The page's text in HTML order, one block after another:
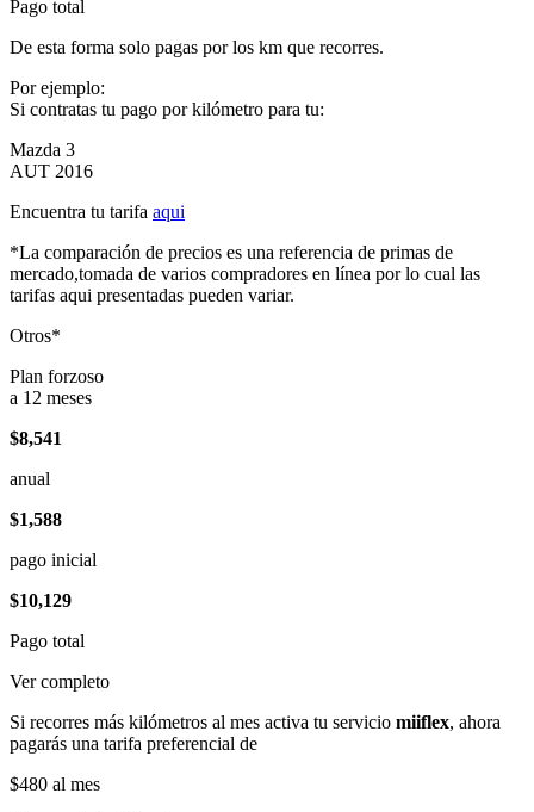
Pago total
De esta forma solo pagas por los km que recorres.
Por ejemplo:
Si contratas tu pago por kilómetro para tu:
Mazda 3
AUT 2016
Encuentra tu tarifa aqui
*La comparación de precios es una referencia de primas de
mercado,tomada de varios compradores en línea por lo cual las
tarifas aqui presentadas pueden variar.
Otros*
Plan forzoso
a 12 meses
$8,541
anual
$1,588
pago inicial
$10,129
Pago total
Ver completo
Si recorres más kilómetros al mes activa tu servicio miiflex, ahora
pagarás una tarifa preferencial de
$480 al mes